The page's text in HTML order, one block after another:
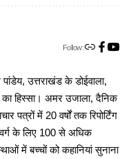
Follow:
उत्तराखंड के डोईवाला,
हिस्सा। अमर उजाला, दैनिक
पत्रों में 20 वर्षों तक रिपोर्टिंग
के लिए 100 से अधिक
में बच्चों को कहानियां सुनाना